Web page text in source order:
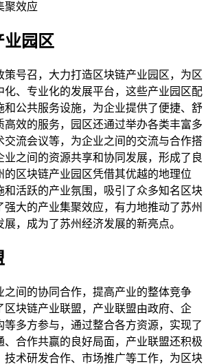
聚效应
业园区
策号召，大力打造区块链产业园区，为区
化、专业化的发展平台，这些产业园区配
和公共服务设施，为企业提供了便捷、舒
高效的服务，园区还通过举办各类丰富多
交流会议等，为企业之间的交流与合作搭
业之间的资源共享和协同发展，形成了良
的区块链产业园区凭借其优越的地理位
和活跃的产业氛围，吸引了众多知名区块
强大的产业集聚效应，有力地推动了苏州
，成为了苏州经济发展的新亮点。
之间的协同合作，提高产业的整体竞争
区块链产业联盟，产业联盟由政府、企
等多方参与，通过整合各方资源，实现了
、合作共赢的良好局面，产业联盟还积极
技术研发合作、市场推广等工作，为区块